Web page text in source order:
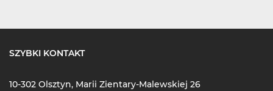
SZYBKI KONTAKT
10-302 Olsztyn, Marii Zientary-Malewskiej 26